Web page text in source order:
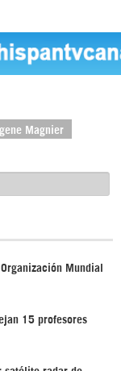
Magnier
Mundial
15 profesores
satélite radar de